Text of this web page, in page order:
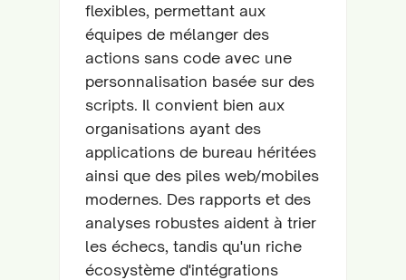
flexibles, permettant aux
équipes de mélanger des
actions sans code avec une
personnalisation basée sur des
scripts. Il convient bien aux
organisations ayant des
applications de bureau héritées
ainsi que des piles web/mobiles
modernes. Des rapports et des
analyses robustes aident à trier
les échecs, tandis qu'un riche
écosystème d'intégrations